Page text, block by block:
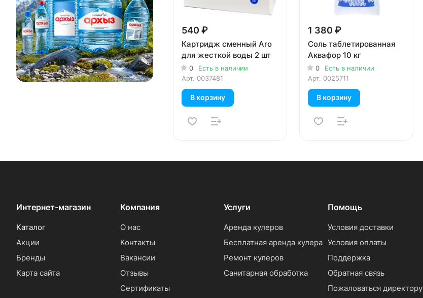
540 ₽
Картридж сменный Aro
для жесткой воды 2 шт
0
Есть в наличии
Арт. 0037481
В корзину
1 380 ₽
Соль таблетированная
Аквафор 10 кг
0
Есть в наличии
Арт. 0025711
В корзину
Интернет-магазин
Каталог
Акции
Бренды
Карта сайта
Компания
О нас
Контакты
Вакансии
Отзывы
Сертификаты
Услуги
Аренда кулеров
Бесплатная аренда кулера
Ремонт кулеров
Санитарная обработка
Помощь
Условия доставки
Условия оплаты
Поддержка
Обратная связь
Пожаловаться директору